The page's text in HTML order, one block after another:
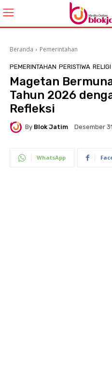
Beranda Pemerintahan
PEMERINTAHAN PERISTIWA RELIGI
Magetan
Tahun 2026
Refleksi
By Blok Jatim Desember
WhatsApp